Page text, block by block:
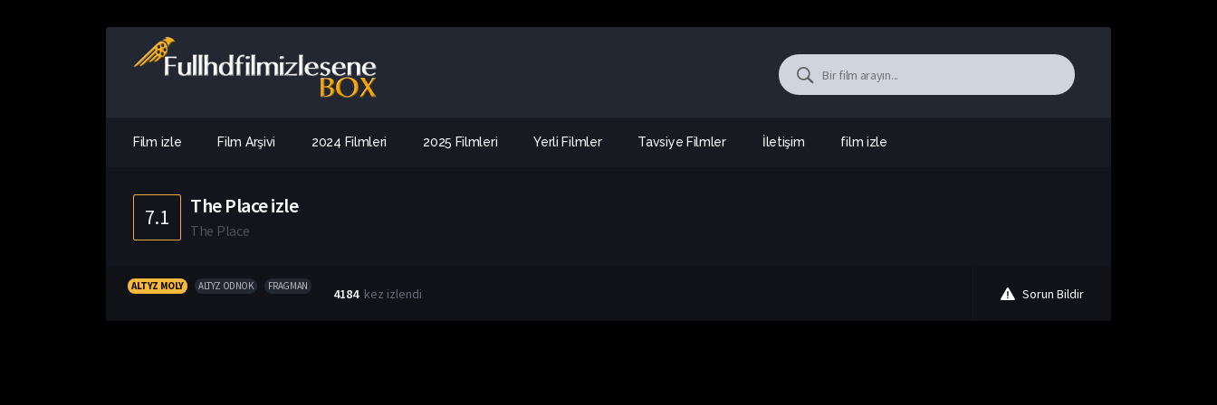
Film izle Film Arşivi 2024 Filmleri 2025 Filmleri Yerli Filmler Tavsiye Filmler İletişim film izle
7.1 The Place izle
The Place
ALTYZ MOLY ALTYZ ODNOK FRAGMAN 4184 kez izlendi Sorun Bildir